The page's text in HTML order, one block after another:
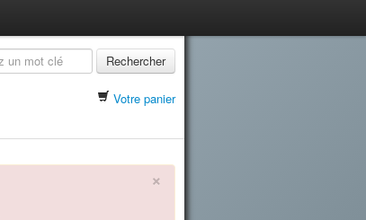
Rechercher
Votre panier
×